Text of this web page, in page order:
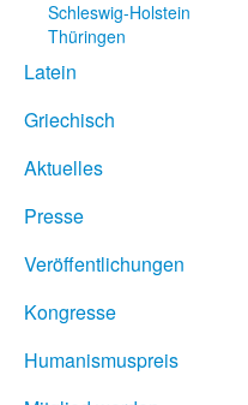
Schleswig-Holstein
Thüringen
Latein
Griechisch
Aktuelles
Presse
Veröffentlichungen
Kongresse
Humanismuspreis